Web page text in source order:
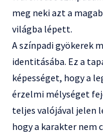
meg neki azt a
világba lépett.
A színpadi gyökerek
identitásába. Ez a
képességet, hogy a
érzelmi mélységet
teljes valójával jelen
hogy a karakter nem